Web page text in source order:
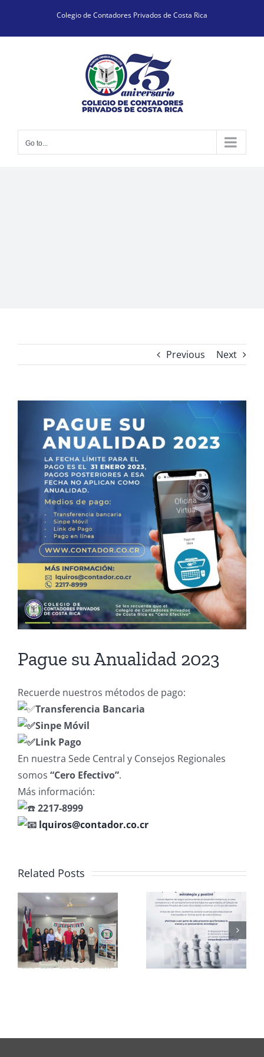
content
Colegio de Contadores Privados de Costa Rica
Go to...
Previous Next
Image
Pague su Anualidad 2023
Recuerde nuestros métodos de pago:
Transferencia Bancaria
Sinpe Móvil
Link Pago
En nuestra Sede Central y Consejos Regionales
somos “Cero Efectivo”.
Más información:
2217-8999
lquiros@contador.co.cr
Related Posts
Club de
Ajedrez
CCPCR
Informa